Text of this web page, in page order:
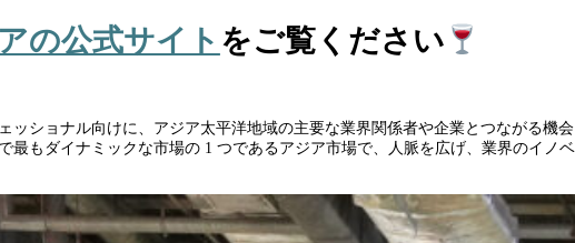
の公式サイト をご覧ください
ッショナル向けに、アジア太平洋地域の主要な業界関係者や企業とつながる機
最もダイナミックな市場の 1 つであるアジア市場で、人脈を広げ、業界のイノ